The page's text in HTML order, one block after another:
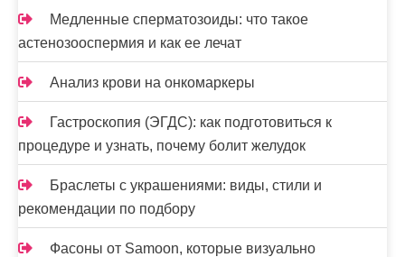
Медленные сперматозоиды: что такое
астенозооспермия и как ее лечат
Анализ крови на онкомаркеры
Гастроскопия (ЭГДС): как подготовиться к
процедуре и узнать, почему болит желудок
Браслеты с украшениями: виды, стили и
рекомендации по подбору
Фасоны от Samoon, которые визуально